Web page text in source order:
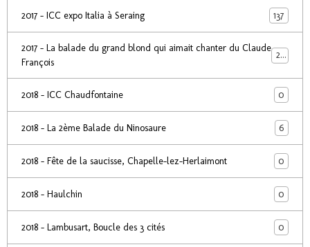
2017 - ICC expo Italia à Seraing 137
2017 - La balade du grand blond qui aimait chanter du Claude
François
24
2018 - ICC Chaudfontaine 0
2018 - La 2ème Balade du Ninosaure 6
2018 - Fête de la saucisse, Chapelle-lez-Herlaimont 0
2018 - Haulchin 0
2018 - Lambusart, Boucle des 3 cités 0